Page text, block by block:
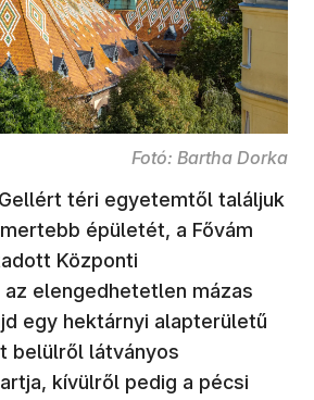
Fotó: Bartha Dorka
téri egyetemtől találjuk
épületét, a Fővám
Központi
elengedhetetlen mázas
egy hektárnyi alapterületű
belülről látványos
kívülről pedig a pécsi